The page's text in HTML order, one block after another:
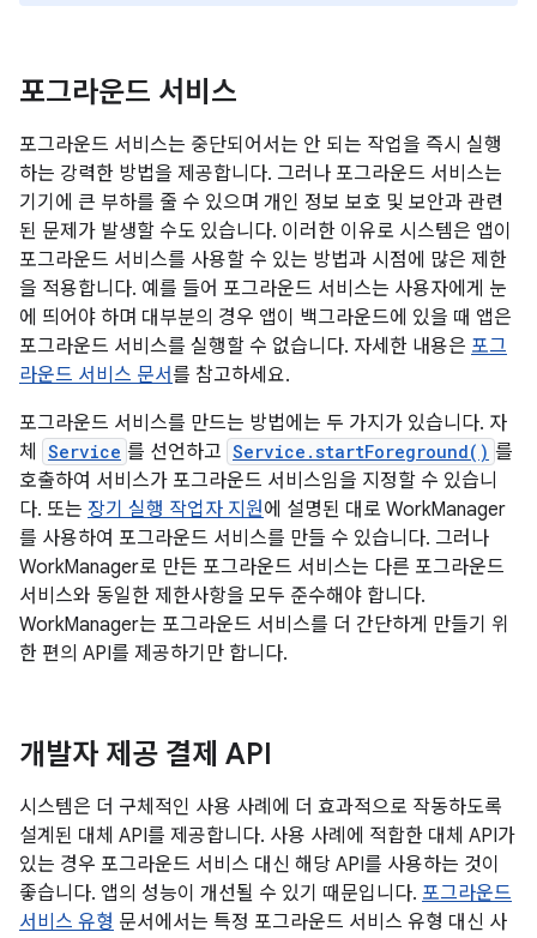
포그라운드 서비스
포그라운드 서비스는 중단되어서는 안 되는 작업을 즉시 실행
하는 강력한 방법을 제공합니다. 그러나 포그라운드 서비스는
기기에 큰 부하를 줄 수 있으며 개인 정보 보호 및 보안과 관련
된 문제가 발생할 수도 있습니다. 이러한 이유로 시스템은 앱이
포그라운드 서비스를 사용할 수 있는 방법과 시점에 많은 제한
을 적용합니다. 예를 들어 포그라운드 서비스는 사용자에게 눈
에 띄어야 하며 대부분의 경우 앱이 백그라운드에 있을 때 앱은
포그라운드 서비스를 실행할 수 없습니다. 자세한 내용은 포그
라운드 서비스 문서를 참고하세요.
포그라운드 서비스를 만드는 방법에는 두 가지가 있습니다. 자
체
Service 를 선언하고 Service.startForeground() 를
호출하여 서비스가 포그라운드 서비스임을 지정할 수 있습니
다. 또는 장기 실행 작업자 지원에 설명된 대로 WorkManager
를 사용하여 포그라운드 서비스를 만들 수 있습니다. 그러나
WorkManager로 만든 포그라운드 서비스는 다른 포그라운드
서비스와 동일한 제한사항을 모두 준수해야 합니다.
WorkManager는 포그라운드 서비스를 더 간단하게 만들기 위
한 편의 API를 제공하기만 합니다.
개발자 제공 결제 API
시스템은 더 구체적인 사용 사례에 더 효과적으로 작동하도록
설계된 대체 API를 제공합니다. 사용 사례에 적합한 대체 API가
있는 경우 포그라운드 서비스 대신 해당 API를 사용하는 것이
좋습니다. 앱의 성능이 개선될 수 있기 때문입니다. 포그라운드
서비스 유형 문서에서는 특정 포그라운드 서비스 유형 대신 사